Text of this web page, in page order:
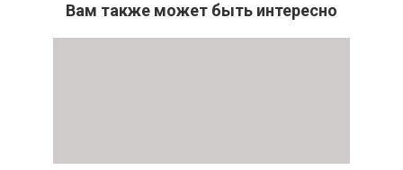
Вам также может быть интересно